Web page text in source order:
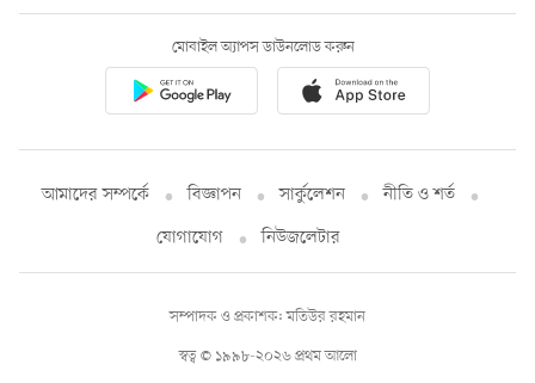
মোবাইল অ্যাপস ডাউনলোড করুন
আমাদের সম্পর্কে বিজ্ঞাপন সার্কুলেশন
নীতি ও শর্ত
যোগাযোগ
নিউজলেটার
স্বত্ব © ১৯৯৮-২০২৬ প্রথম আলো
সম্পাদক ও প্রকাশক: মতিউর রহমান